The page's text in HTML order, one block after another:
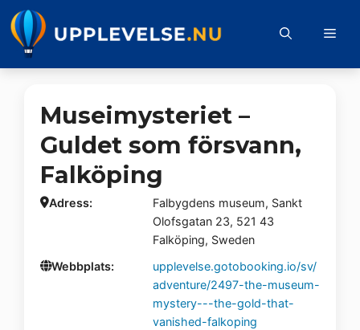
Hoppa
till
innehåll
Museimysteriet –
Guldet som försvann,
Falköping
Adress:
Falbygdens museum, Sankt
Olofsgatan 23, 521 43
Falköping, Sweden
Webbplats:
upplevelse.gotobooking.io/sv/
adventure/2497-the-museum-
mystery---the-gold-that-
vanished-falkoping